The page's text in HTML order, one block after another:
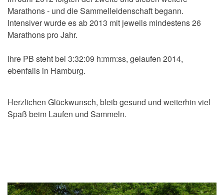
Marathons - und die Sammelleidenschaft begann.
Intensiver wurde es ab 2013 mit jeweils mindestens 26
Marathons pro Jahr.
Ihre PB steht bei 3:32:09 h:mm:ss, gelaufen 2014,
ebenfalls in Hamburg.
Herzlichen Glückwunsch, bleib gesund und weiterhin viel
Spaß beim Laufen und Sammeln.